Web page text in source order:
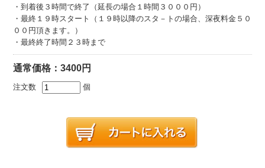
・到着後３時間で終了（延長の場合１時間３０００円）
・最終１９時スタート（１９時以降のスタ－トの場合、深夜料金５０
００円頂きます。）
・最終終了時間２３時まで
通常価格：3400円
注文数 個